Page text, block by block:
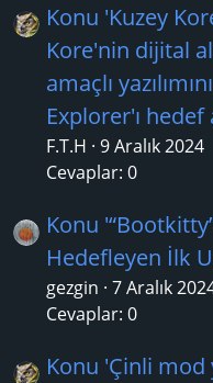
Konu 'Kuzey
Kore'nin dijital
amaçlı
Explorer'ı hedef
F.T.H 9 Aralık 2024
Cevaplar: 0
Konu
Hedefleyen İlk
gezgin 7 Aralık
Cevaplar: 0
Konu 'Çinli mod